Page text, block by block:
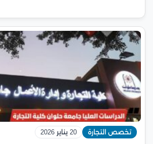
تخصص التجارة 20 يناير 2026